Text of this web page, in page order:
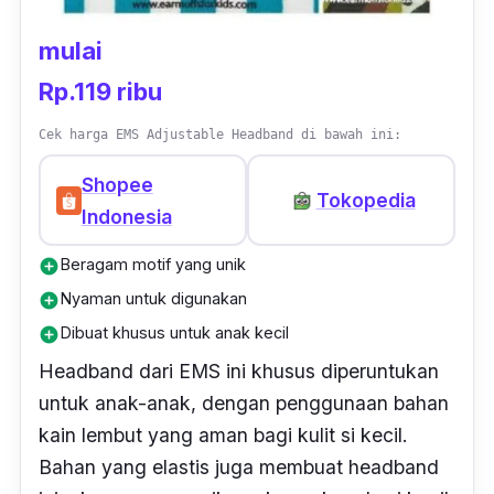
mulai
Rp.119 ribu
Cek harga EMS Adjustable Headband di bawah ini:
Shopee
Indonesia
Tokopedia
add_circleBeragam motif yang unik
add_circleNyaman untuk digunakan
add_circleDibuat khusus untuk anak kecil
Headband dari EMS ini khusus diperuntukan
untuk anak-anak, dengan penggunaan bahan
kain lembut yang aman bagi kulit si kecil.
Bahan yang elastis juga membuat headband